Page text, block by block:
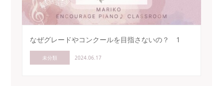
なぜグレードやコンクールを目指さないの？ 1
未分類 2024.06.17